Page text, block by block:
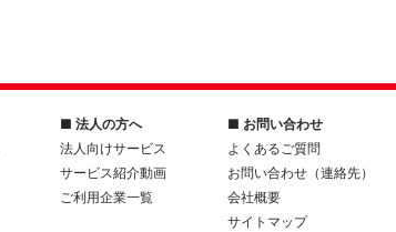
■ 法人の方へ
法人向けサービス
サービス紹介動画
ご利用企業一覧
■ お問い合わせ
よくあるご質問
お問い合わせ（連絡先）
会社概要
サイトマップ